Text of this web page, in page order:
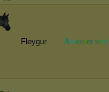
Fleygur Aman es sunt